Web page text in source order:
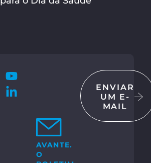
AVANTE.
O
ENVIAR
UM E-
MAIL